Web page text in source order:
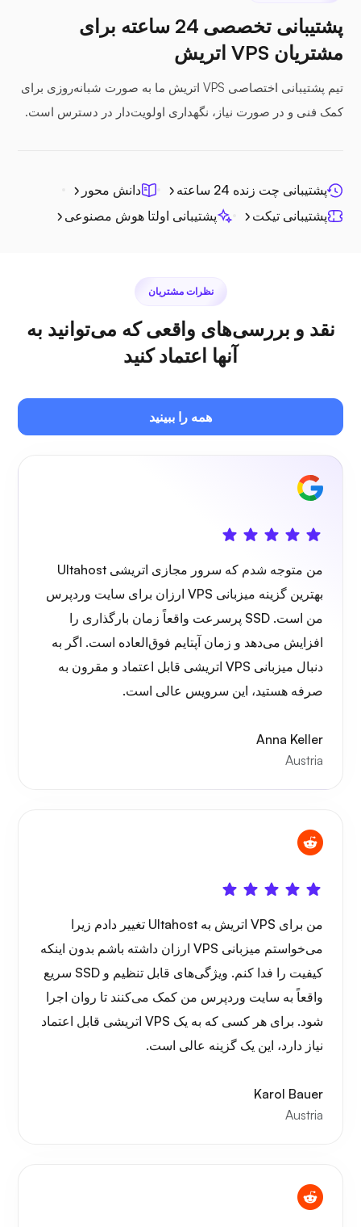
نکست کلود
جیتسی
اونکست
سیم‌گارد
پلی‌تیوب
پشتیبانی تخصصی 24 ساعته برای
مشتریان VPS اتریش
تیم پشتیبانی اختصاصی VPS اتریش ما به صورت شبانه‌روزی برای
کمک فنی و در صورت نیاز، نگهداری اولویت‌دار در دسترس است.
پشتیبانی چت زنده 24 ساعته
دانش محور
پشتیبانی تیکت
پشتیبانی اولتا هوش مصنوعی
نظرات مشتریان
نقد و بررسی‌های واقعی که می‌توانید به
آنها اعتماد کنید
همه را ببینید
من متوجه شدم که سرور مجازی اتریشی Ultahost
بهترین گزینه میزبانی VPS ارزان برای سایت وردپرس
من است. SSD پرسرعت واقعاً زمان بارگذاری را
افزایش می‌دهد و زمان آپتایم فوق‌العاده است. اگر به
دنبال میزبانی VPS اتریشی قابل اعتماد و مقرون به
صرفه هستید، این سرویس عالی است.
Anna Keller
Austria
من برای VPS اتریش به Ultahost تغییر دادم زیرا
می‌خواستم میزبانی VPS ارزان داشته باشم بدون اینکه
کیفیت را فدا کنم. ویژگی‌های قابل تنظیم و SSD سریع
واقعاً به سایت وردپرس من کمک می‌کنند تا روان اجرا
شود. برای هر کسی که به یک VPS اتریشی قابل اعتماد
نیاز دارد، این یک گزینه عالی است.
Karol Bauer
Austria